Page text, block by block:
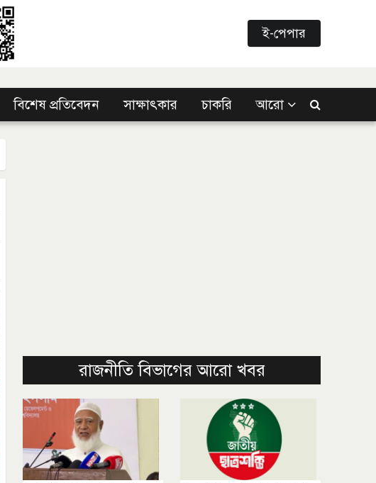
ই-পেপার
বিশেষ প্রতিবেদন সাক্ষাৎকার চাকরি আরো
রাজনীতি বিভাগের আরো খবর